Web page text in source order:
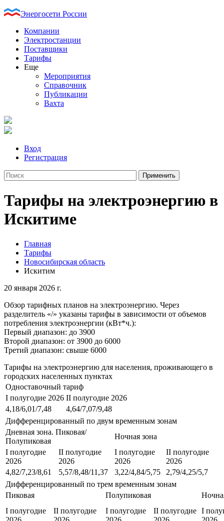
Энергосети России
Компании
Электростанции
Поставщики
Тарифы
Еще
Мероприятия
Справочник
Публикации
Вахта
Вход
Регистрация
Тарифы на электроэнергию в
Искитиме
Главная
Тарифы
Новосибирская область
Искитим
20 января 2026 г.
Обзор тарифных планов на электроэнергию. Через
разделитель «/» указаны тарифы в зависимости от объемов
потребления электроэнергии (кВт*ч.):
Первый диапазон: до 3900
Второй диапазон: от 3900 до 6000
Третий диапазон: свыше 6000
Тарифы на электроэнергию для населения, проживающего в
городских населенных пунктах
Одноставочный тариф
I полугодие 2026 II полугодие 2026
4,18/6,01/7,48
4,64/7,07/9,48
Дифференцированный по двум временным зонам
Дневная зона. Пиковая/
Полупиковая
Ночная зона
I полугодие
2026
II полугодие
2026
I полугодие
2026
II полугодие
2026
4,82/7,23/8,61
5,57/8,48/11,37 3,22/4,84/5,75
2,79/4,25/5,7
Дифференцированный по трем временным зонам
Пиковая
Полупиковая
I полугодие
II полугодие
I полугодие
II полугодие I